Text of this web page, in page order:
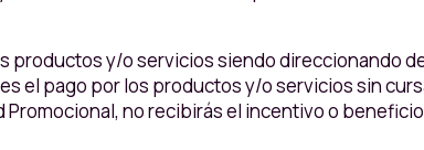
productos y/o servicios siendo direccionando
el pago por los productos y/o servicios sin
no recibirás el incentivo o